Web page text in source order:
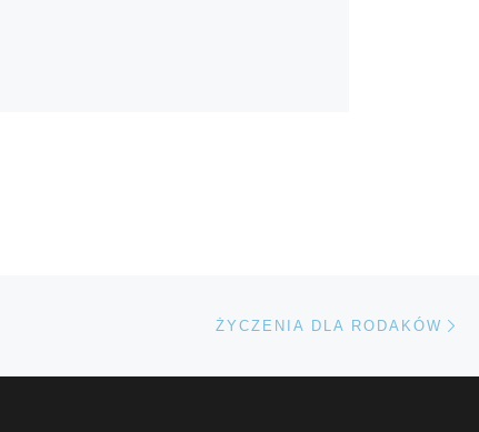
ŻYCZENIA DLA RODAKÓW